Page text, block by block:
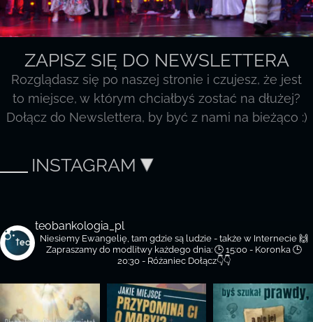
ZAPISZ SIĘ DO NEWSLETTERA
Rozglądasz się po naszej stronie i czujesz, że jest
to miejsce, w którym chciałbyś zostać na dłużej?
Dołącz do Newslettera, by być z nami na bieżąco :)
INSTAGRAM
teobankologia_pl
Niesiemy Ewangelię, tam gdzie są ludzie - także w Internecie 🙌
Zapraszamy do modlitwy każdego dnia: 🕒 15:00 - Koronka 🕒
20:30 - Różaniec Dołącz👇👇